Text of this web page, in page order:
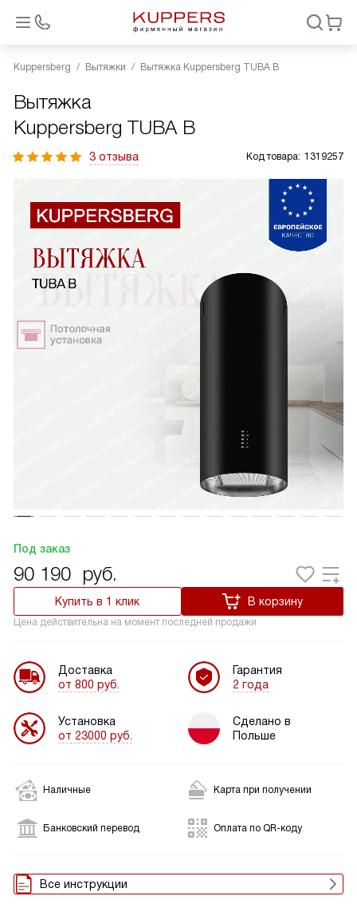
Kuppersberg Вытяжки Вытяжка Kuppersberg TUBA B
Вытяжка
Kuppersberg TUBA B
3 отзыва Код товара: 1319257
Под заказ
90 190 руб.
Купить в 1 клик В корзину
Цена действительна на момент последней продажи
Доставка
от 800 руб.
Установка
от 23000 руб.
Гарантия
2 года
Сделано в
Польше
Наличные Карта при получении
Банковский перевод Оплата по QR-коду
Все инструкции